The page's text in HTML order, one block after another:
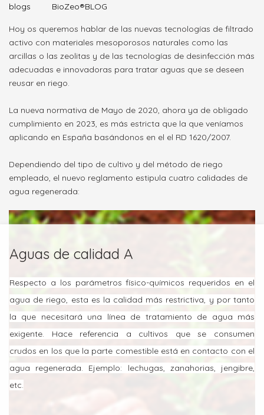
blogs
BioZeo®BLOG
Hoy os queremos hablar de las nuevas tecnologías de filtrado
activo con materiales mesoporosos naturales como las
arcillas o las zeolitas y de las tecnologías de desinfección más
adecuadas e innovadoras para tratar aguas que se deseen
reusar en riego.
La nueva normativa de Mayo de 2020, ahora ya de obligado
cumplimiento en 2023, es más estricta que la que veníamos
aplicando en España basándonos en el el RD 1620/2007.
Dependiendo del tipo de cultivo y del método de riego
empleado, el nuevo reglamento estipula cuatro calidades de
agua regenerada:
Aguas de calidad A
Respecto a los parámetros físico-químicos requeridos en el
agua de riego, esta es la calidad más restrictiva, y por tanto
la que necesitará una línea de tratamiento de agua más
exigente. Hace referencia a cultivos que se consumen
crudos en los que la parte comestible está en contacto con el
agua regenerada. Ejemplo: lechugas, zanahorias, jengibre,
etc.